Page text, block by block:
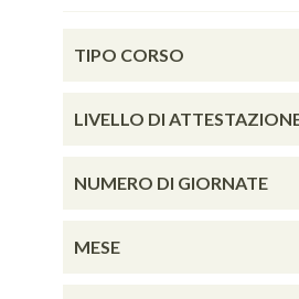
TIPO CORSO
LIVELLO DI
NUMERO DI GIORNATE
MESE